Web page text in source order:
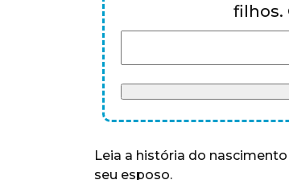
filhos.
Leia a história do
seu esposo.